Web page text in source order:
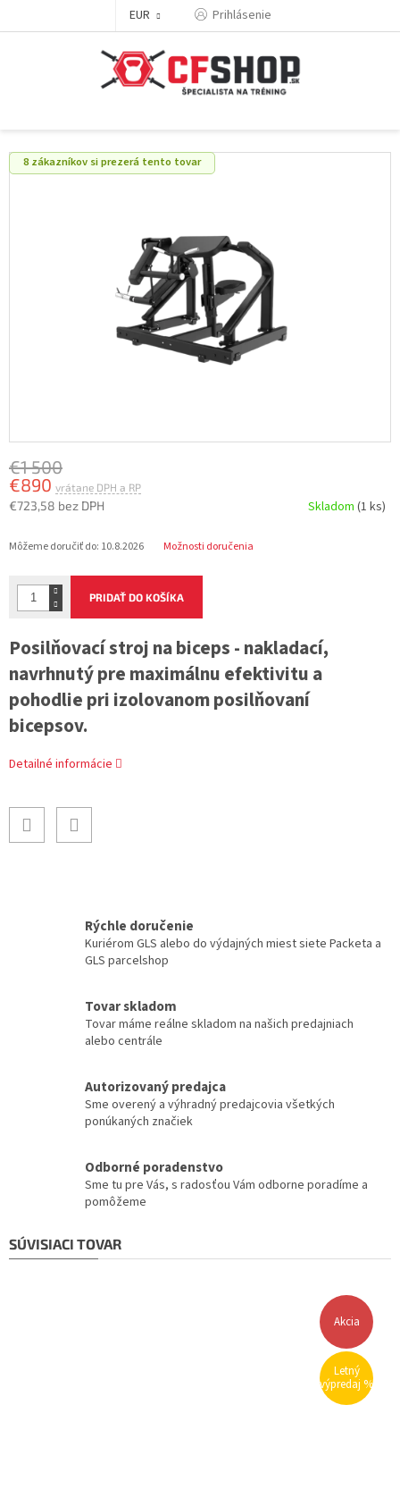
EUR Prihlásenie
€1 500
€890
€723,58 bez DPH
cena:
Skladom(1 ks)
Môžeme doručiť do: 10.8.2026 Možnosti doručenia
PRIDAŤ DO KOŠÍKA
Posilňovací stroj na biceps - nakladací,
navrhnutý pre maximálnu efektivitu a
pohodlie pri izolovanom posilňovaní
bicepsov.
Detailné informácie
Rýchle doručenie
Kuriérom GLS alebo do výdajných miest siete Packeta a
GLS parcelshop
Tovar skladom
Tovar máme reálne skladom na našich predajniach
alebo centrále
Autorizovaný predajca
Sme overený a výhradný predajcovia všetkých
ponúkaných značiek
Odborné poradenstvo
Sme tu pre Vás, s radosťou Vám odborne poradíme a
pomôžeme
SÚVISIACI TOVAR
Akcia
Letný
výpredaj %